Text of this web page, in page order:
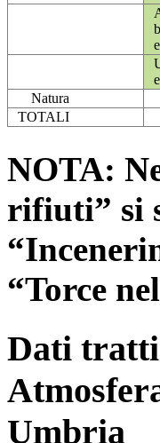
Natura
TOTALI
NOTA:
rifiuti” si
“Torce
Dati tratti
Umbria